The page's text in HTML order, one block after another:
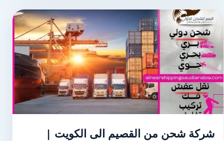
شركة شحن من القصيم الى الكويت |